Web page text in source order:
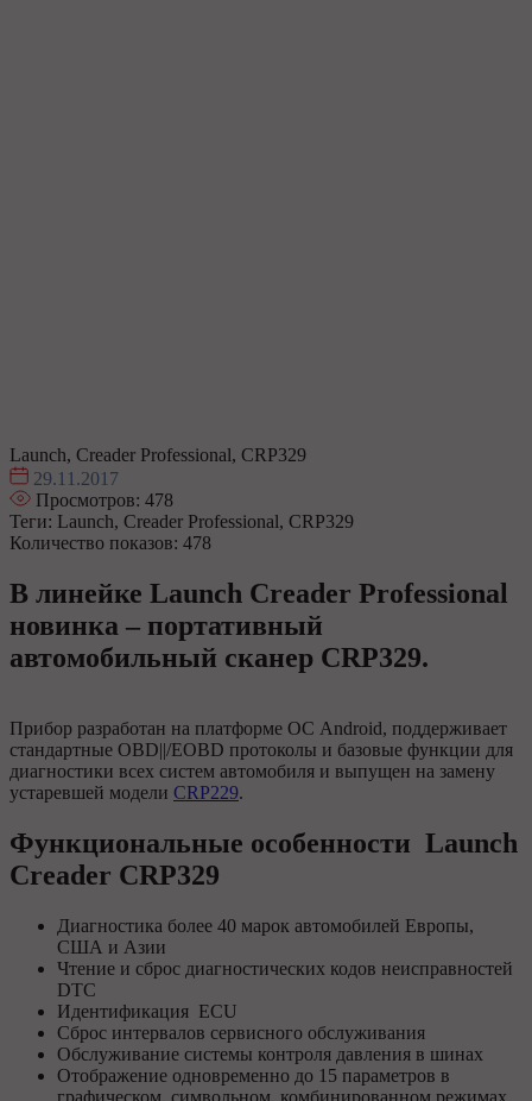
Launch, Creader Professional, CRP329
29.11.2017
Просмотров: 478
Теги: Launch, Creader Professional, CRP329
Количество показов: 478
В линейке Launch Creader Professional
новинка – портативный
автомобильный сканер CRP329.
Прибор разработан на платформе ОС Android, поддерживает
стандартные OBD||/EOBD протоколы и базовые функции для
диагностики всех систем автомобиля и выпущен на замену
устаревшей модели CRP229.
Функциональные особенности Launch
Creader CRP329
Диагностика более 40 марок автомобилей Европы,
США и Азии
Чтение и сброс диагностических кодов неисправностей
DTC
Идентификация ECU
Сброс интервалов сервисного обслуживания
Обслуживание системы контроля давления в шинах
Отображение одновременно до 15 параметров в